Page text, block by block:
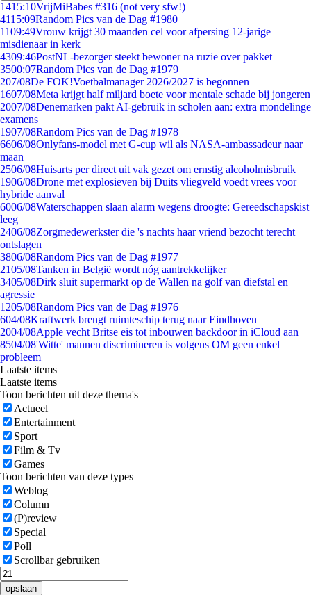
1415:10VrijMiBabes #316 (not very sfw!)
4115:09Random Pics van de Dag #1980
1109:49Vrouw krijgt 30 maanden cel voor afpersing 12-jarige
misdienaar in kerk
4309:46PostNL-bezorger steekt bewoner na ruzie over pakket
3500:07Random Pics van de Dag #1979
207/08De FOK!Voetbalmanager 2026/2027 is begonnen
1607/08Meta krijgt half miljard boete voor mentale schade bij jongeren
2007/08Denemarken pakt AI-gebruik in scholen aan: extra mondelinge
examens
1907/08Random Pics van de Dag #1978
6606/08Onlyfans-model met G-cup wil als NASA-ambassadeur naar
maan
2506/08Huisarts per direct uit vak gezet om ernstig alcoholmisbruik
1906/08Drone met explosieven bij Duits vliegveld voedt vrees voor
hybride aanval
6006/08Waterschappen slaan alarm wegens droogte: Gereedschapskist
leeg
2406/08Zorgmedewerkster die 's nachts haar vriend bezocht terecht
ontslagen
3806/08Random Pics van de Dag #1977
2105/08Tanken in België wordt nóg aantrekkelijker
3405/08Dirk sluit supermarkt op de Wallen na golf van diefstal en
agressie
1205/08Random Pics van de Dag #1976
604/08Kraftwerk brengt ruimteschip terug naar Eindhoven
2004/08Apple vecht Britse eis tot inbouwen backdoor in iCloud aan
8504/08'Witte' mannen discrimineren is volgens OM geen enkel
probleem
Laatste items
Laatste items
Toon berichten uit deze thema's
Actueel
Entertainment
Sport
Film & Tv
Games
Toon berichten van deze types
Weblog
Column
(P)review
Special
Poll
Scrollbar gebruiken
opslaan